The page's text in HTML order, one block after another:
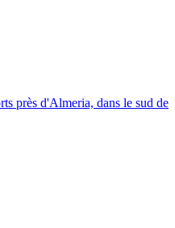
près d'Almeria, dans le sud de